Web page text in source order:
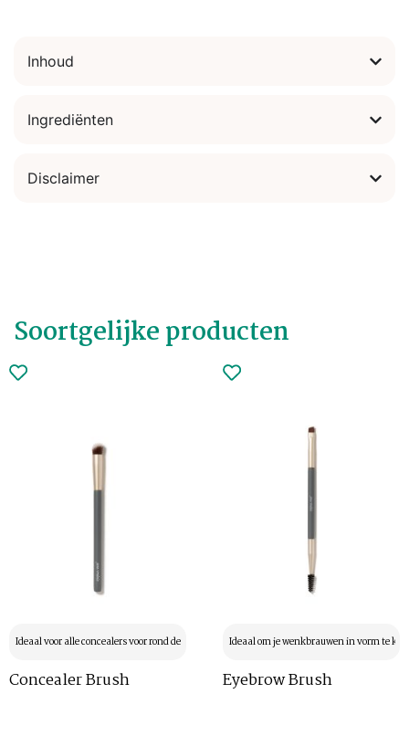
Inhoud
Ingrediënten
Disclaimer
Soortgelijke producten
Ideaal voor alle concealers voor rond de ogen
Concealer Brush
Ideaal om je wenkbrauwen in vorm te
Eyebrow Brush